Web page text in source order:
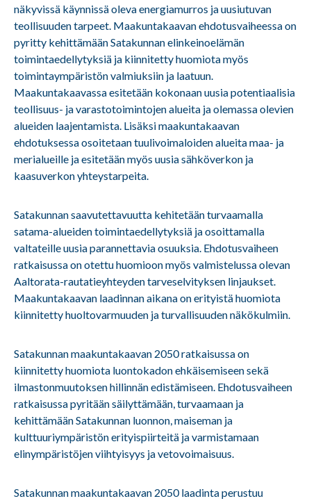
näkyvissä käynnissä oleva energiamurros ja uusiutuvan
teollisuuden tarpeet. Maakuntakaavan ehdotusvaiheessa on
pyritty kehittämään Satakunnan elinkeinoelämän
toimintaedellytyksiä ja kiinnitetty huomiota myös
toimintaympäristön valmiuksiin ja laatuun.
Maakuntakaavassa esitetään kokonaan uusia potentiaalisia
teollisuus- ja varastotoimintojen alueita ja olemassa olevien
alueiden laajentamista. Lisäksi maakuntakaavan
ehdotuksessa osoitetaan tuulivoimaloiden alueita maa- ja
merialueille ja esitetään myös uusia sähköverkon ja
kaasuverkon yhteystarpeita.
Satakunnan saavutettavuutta kehitetään turvaamalla
satama-alueiden toimintaedellytyksiä ja osoittamalla
valtateille uusia parannettavia osuuksia. Ehdotusvaiheen
ratkaisussa on otettu huomioon myös valmistelussa olevan
Aaltorata-rautatieyhteyden tarveselvityksen linjaukset.
Maakuntakaavan laadinnan aikana on erityistä huomiota
kiinnitetty huoltovarmuuden ja turvallisuuden näkökulmiin.
Satakunnan maakuntakaavan 2050 ratkaisussa on
kiinnitetty huomiota luontokadon ehkäisemiseen sekä
ilmastonmuutoksen hillinnän edistämiseen. Ehdotusvaiheen
ratkaisussa pyritään säilyttämään, turvaamaan ja
kehittämään Satakunnan luonnon, maiseman ja
kulttuuriympäristön erityispiirteitä ja varmistamaan
elinympäristöjen viihtyisyys ja vetovoimaisuus.
Satakunnan maakuntakaavan 2050 laadinta perustuu